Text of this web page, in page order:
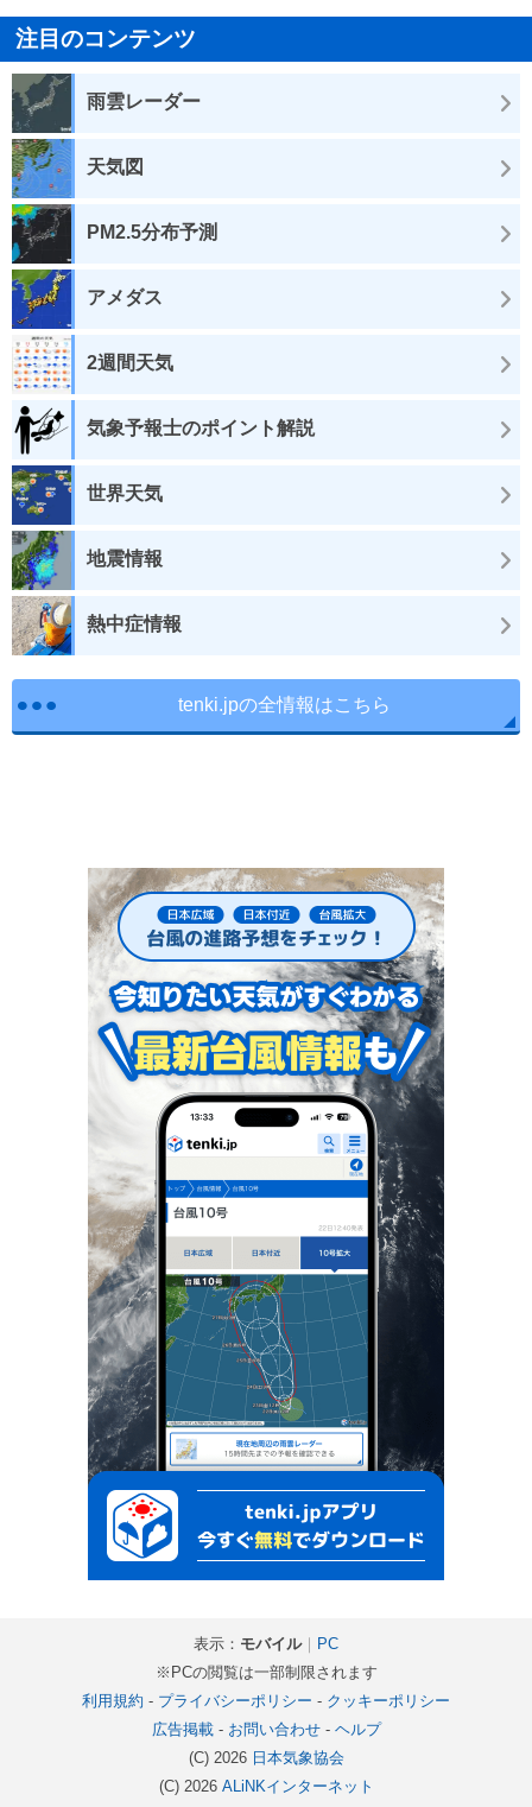
注目のコンテンツ
雨雲レーダー
天気図
PM2.5分布予測
アメダス
2週間天気
気象予報士のポイント解説
世界天気
地震情報
熱中症情報
tenki.jpの全情報はこちら
表示： モバイル｜
PC
※PCの閲覧は一部制限されます
利用規約 - プライバシーポリシー - クッキーポリシー
広告掲載- お問い合わせ- ヘルプ
(C) 2026 日本気象協会
(C) 2026 ALiNKインターネット